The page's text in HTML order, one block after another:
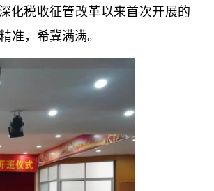
化税收征管改革以来首次开展的
准，希冀满满。